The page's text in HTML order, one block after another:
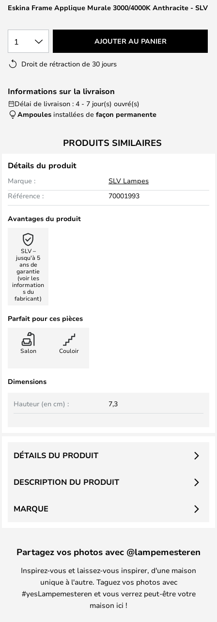
gallery
Eskina Frame Applique Murale 3000/4000K Anthracite - SLV
1 AJOUTER AU PANIER
Droit de rétraction de 30 jours
Informations sur la livraison
Délai de livraison : 4 - 7 jour(s) ouvré(s)
Ampoules installées de façon permanente
PRODUITS SIMILAIRES
Détails du produit
Marque :
SLV Lampes
Référence :
70001993
Avantages du produit
SLV –
jusqu'à 5
ans de
garantie
(voir les
information
s du
fabricant)
Parfait pour ces pièces
Salon Couloir
Dimensions
Hauteur (en cm) : 7,3
DESCRIPTION DU PRODUIT
DÉTAILS DU PRODUIT
MARQUE
Partagez vos photos avec @lampemesteren
Inspirez-vous et laissez-vous inspirer, d'une maison
unique à l'autre. Taguez vos photos avec
#yesLampemesteren et vous verrez peut-être votre
maison ici !